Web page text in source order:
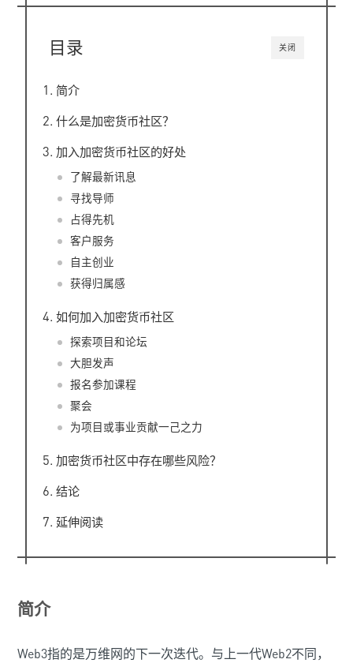
关闭
目录
简介
什么是加密货币社区？
加入加密货币社区的好处
了解最新讯息
寻找导师
占得先机
客户服务
自主创业
获得归属感
如何加入加密货币社区
探索项目和论坛
大胆发声
报名参加课程
聚会
为项目或事业贡献一己之力
加密货币社区中存在哪些风险？
结论
延伸阅读
简介
Web3指的是万维网的下一次迭代。与上一代Web2不同，